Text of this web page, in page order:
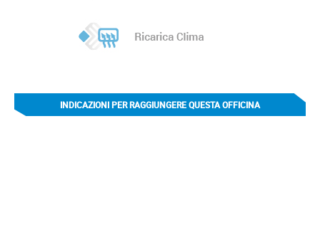
INDICAZIONI PER RAGGIUNGERE QUESTA OFFICINA